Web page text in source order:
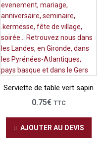
Serviette de table vert sapin
0.75€ TTC
AJOUTER AU DEVIS